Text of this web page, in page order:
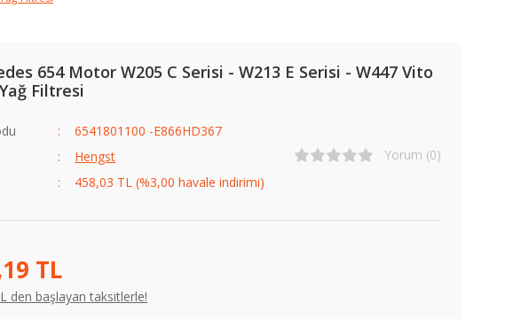
654 Motor W205 C Serisi - W213 E Serisi - W447 Vito
Filtresi
6541801100 -E866HD367
Hengst
458,03 TL (%3,00 havale indirimi)
Yorum (0)
TL
den başlayan taksitlerle!